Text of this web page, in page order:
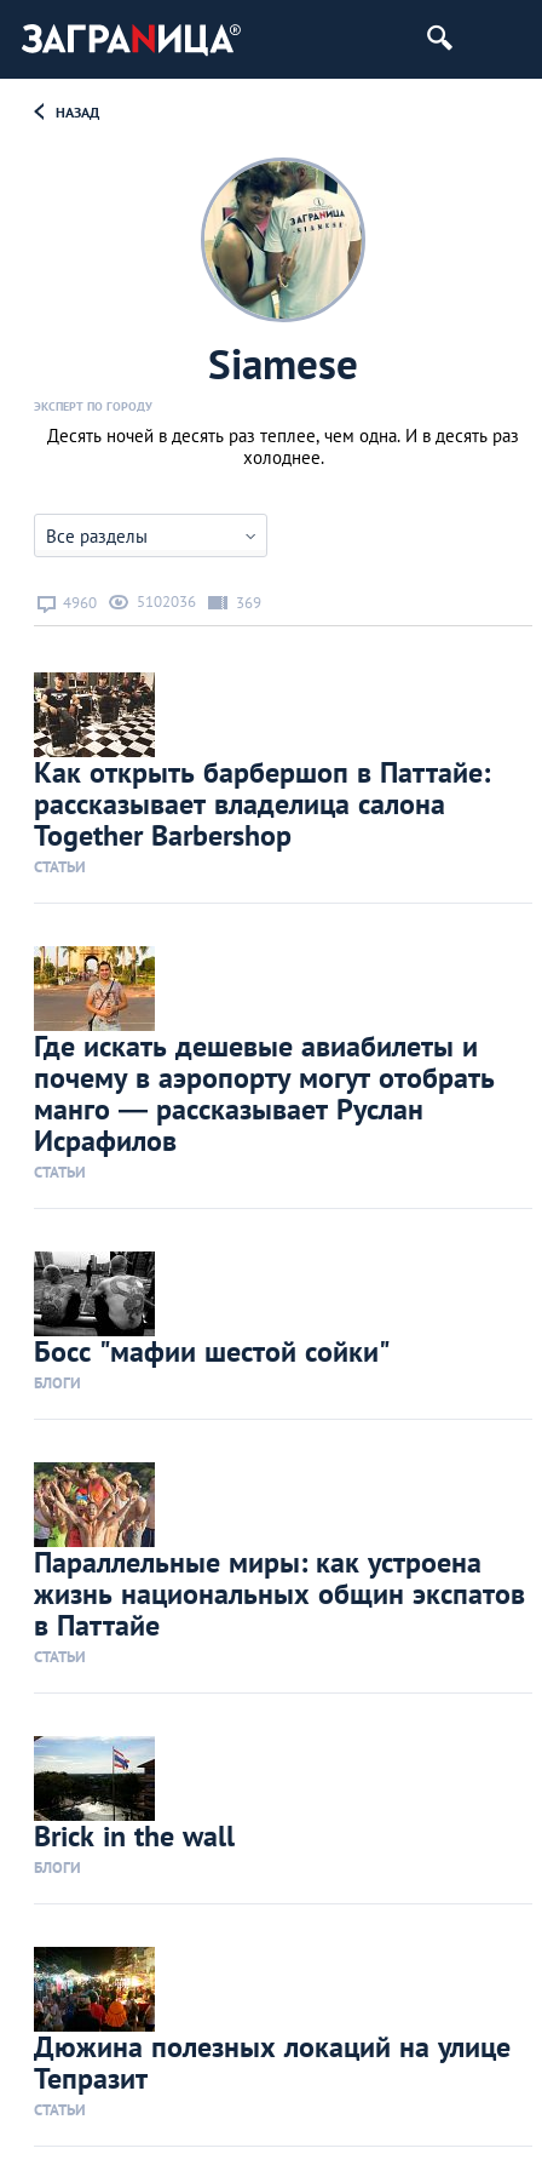
НАЗАД
Siamese
ЭКСПЕРТ ПО ГОРОДУ
Десять ночей в десять раз теплее, чем одна. И в десять раз
холоднее.
Все разделы
4960 5102036 369
Как открыть барбершоп в Паттайе:
рассказывает владелица салона
Together Barbershop
СТАТЬИ
Где искать дешевые авиабилеты и
почему в аэропорту могут отобрать
манго — рассказывает Руслан
Исрафилов
СТАТЬИ
Босс "мафии шестой сойки"
БЛОГИ
Параллельные миры: как устроена
жизнь национальных общин экспатов
в Паттайе
СТАТЬИ
Brick in the wall
БЛОГИ
Дюжина полезных локаций на улице
Тепразит
СТАТЬИ